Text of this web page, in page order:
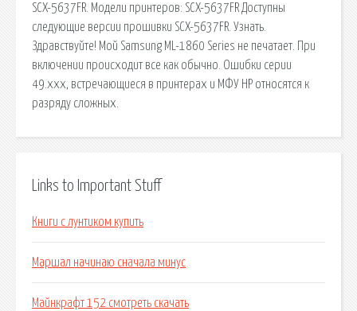
SCX-5637FR. Модели принтеров: SCX-5637FR Доступны
следующие версии прошивки SCX-5637FR. Узнать.
Здравствуйте! Мой Samsung ML-1860 Series не печатает. При
включении происходит все как обычно. Ошибки серии
49.xxx, встречающиеся в принтерах и МФУ HP относятся к
разряду сложных.
Links to Important Stuff
Книги с лунтиком купить
Маршал начинаю сначала минус
Майнкрафт 152 смотреть скачать